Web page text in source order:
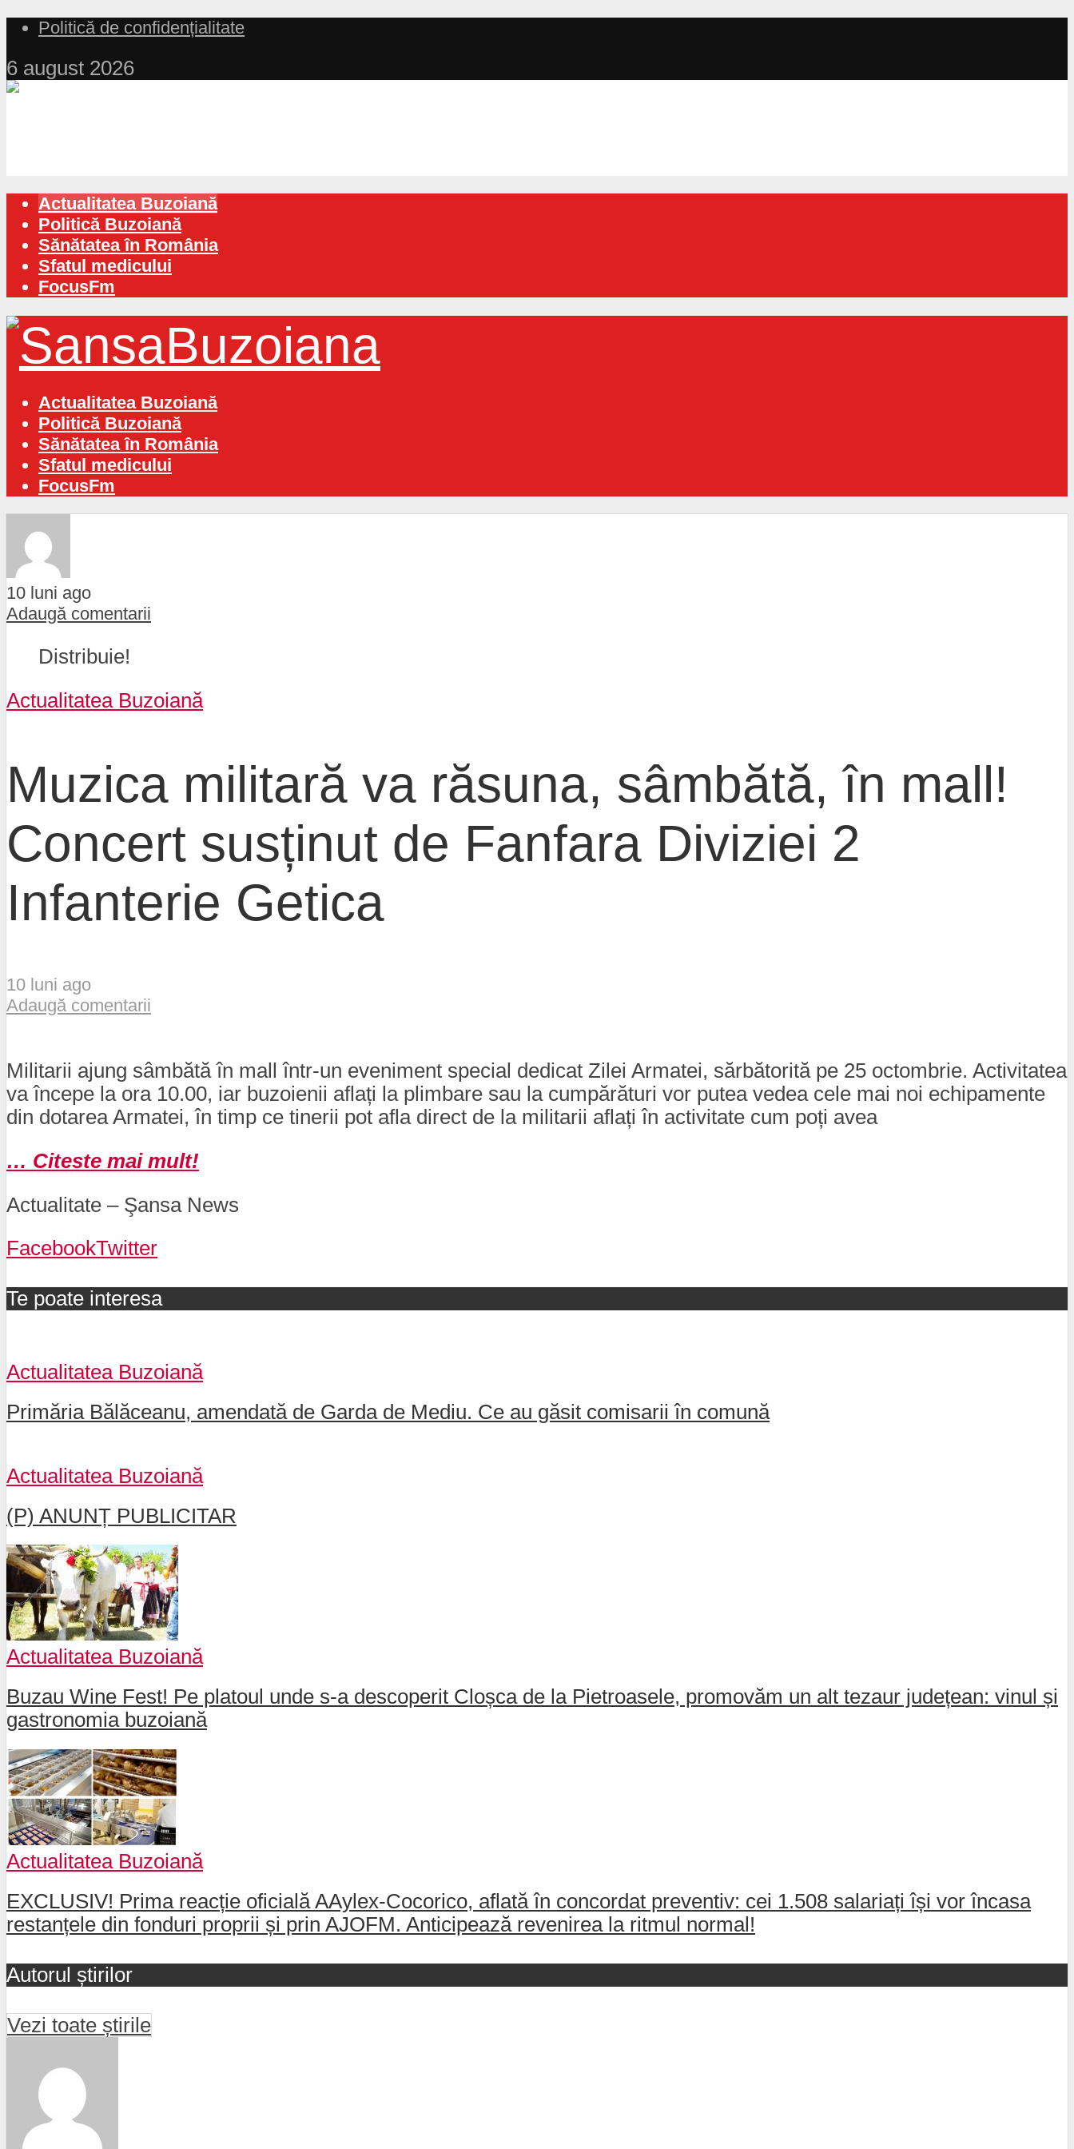
Politică de confidențialitate
6 august 2026
Actualitatea Buzoiană
Politică Buzoiană
Sănătatea în România
Sfatul medicului
FocusFm
Actualitatea Buzoiană
Politică Buzoiană
Sănătatea în România
Sfatul medicului
FocusFm
10 luni ago
Adaugă comentarii
Distribuie!
Actualitatea Buzoiană
Muzica militară va răsuna, sâmbătă, în mall!
Concert susținut de Fanfara Diviziei 2
Infanterie Getica
10 luni ago
Adaugă comentarii
Militarii ajung sâmbătă în mall într-un eveniment special dedicat Zilei Armatei, sărbătorită pe 25 octombrie. Activitatea
va începe la ora 10.00, iar buzoienii aflați la plimbare sau la cumpărături vor putea vedea cele mai noi echipamente
din dotarea Armatei, în timp ce tinerii pot afla direct de la militarii aflați în activitate cum poți avea
… Citeste mai mult!
Actualitate – Şansa News
FacebookTwitter
Te poate interesa
Actualitatea Buzoiană
Primăria Bălăceanu, amendată de Garda de Mediu. Ce au găsit comisarii în comună
Actualitatea Buzoiană
(P) ANUNȚ PUBLICITAR
Actualitatea Buzoiană
Buzau Wine Fest! Pe platoul unde s-a descoperit Cloșca de la Pietroasele, promovăm un alt tezaur județean: vinul și
gastronomia buzoiană
Actualitatea Buzoiană
EXCLUSIV! Prima reacție oficială AAylex-Cocorico, aflată în concordat preventiv: cei 1.508 salariați își vor încasa
restanțele din fonduri proprii și prin AJOFM. Anticipează revenirea la ritmul normal!
Autorul știrilor
Vezi toate știrile